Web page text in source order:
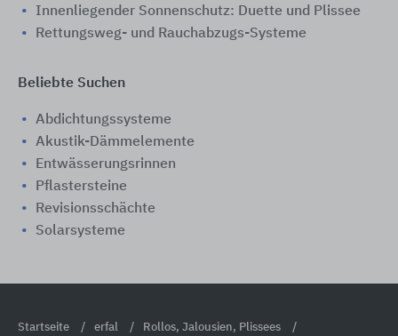
Innenliegender Sonnenschutz: Duette und Plissee
Rettungsweg- und Rauchabzugs-Systeme
Beliebte Suchen
Abdichtungssysteme
Akustik-Dämmelemente
Entwässerungsrinnen
Pflastersteine
Revisionsschächte
Solarsysteme
Startseite erfal
Rollos, Jalousien, Plissees